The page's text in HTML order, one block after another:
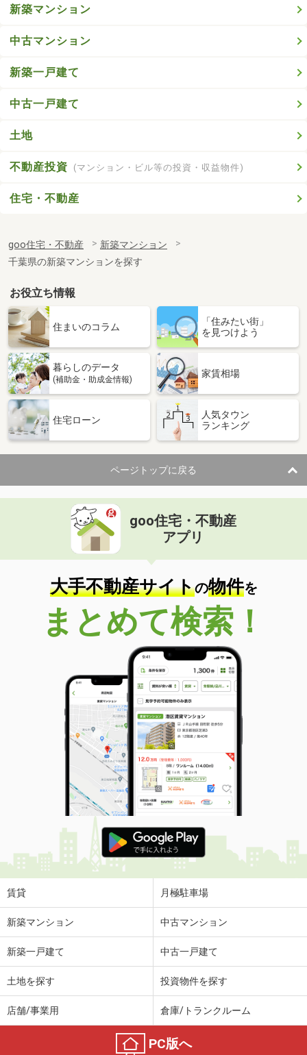
新築マンション
中古マンション
新築一戸建て
中古一戸建て
土地
不動産投資 (マンション・ビル等の投資・収益物件)
住宅・不動産
goo住宅・不動産
新築マンション
千葉県の新築マンションを探す
お役立ち情報
住まいのコラム
「住みたい街」
を見つけよう
暮らしのデータ
(補助金・助成金情報)
家賃相場
住宅ローン
人気タウン
ランキング
ページトップに戻る
goo住宅・不動産
アプリ
大手不動産サイトの物件を
まとめて検索！
賃貸 月極駐車場
新築マンション 中古マンション
新築一戸建て 中古一戸建て
土地を探す 投資物件を探す
店舗/事業用 倉庫/トランクルーム
PC版へ